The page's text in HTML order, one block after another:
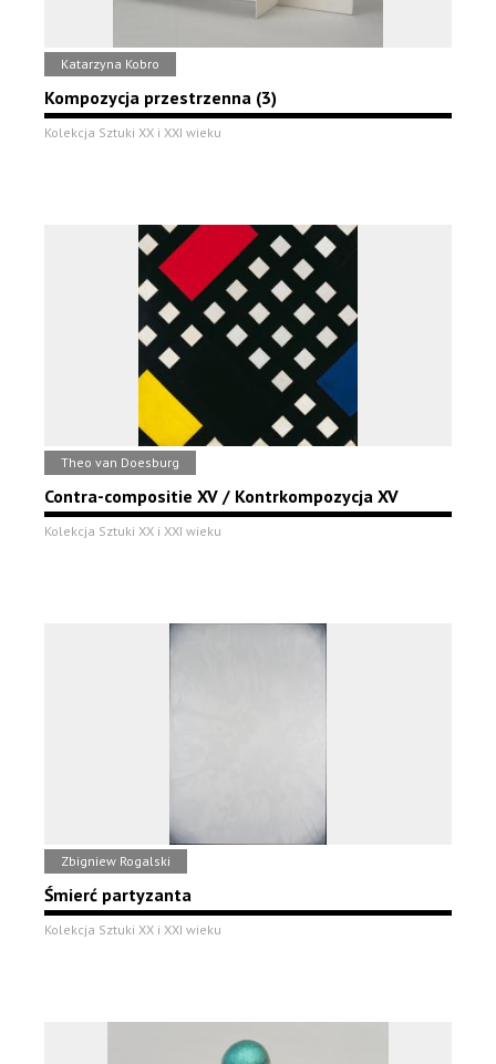
Katarzyna Kobro
Kompozycja przestrzenna (3)
Kolekcja Sztuki XX i XXI wieku
Theo van Doesburg
Contra-compositie XV / Kontrkompozycja XV
Kolekcja Sztuki XX i XXI wieku
Zbigniew Rogalski
Śmierć partyzanta
Kolekcja Sztuki XX i XXI wieku